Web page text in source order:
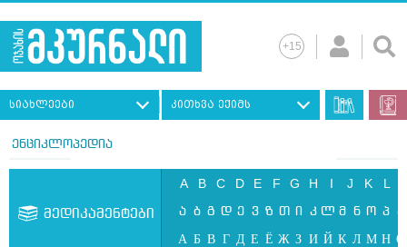
სიახლეები კითხვა ექიმს
ენციკლოპედია
მედიკამენტები
A B C D E F G H I J K L
ა ბ გ დ ე ვ ზ თ ი კ ლ მ ნ ო პ ჟ
А Б В Г Д Е Ё Ж З И Й К Л М Н О